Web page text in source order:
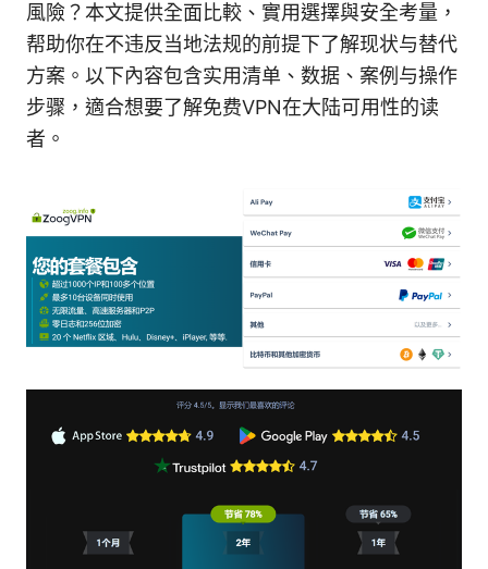
風險？本文提供全面比較、實用選擇與安全考量，
帮助你在不违反当地法规的前提下了解现状与替代
方案。以下內容包含实用清单、数据、案例与操作
步骤，適合想要了解免费VPN在大陆可用性的读
者。